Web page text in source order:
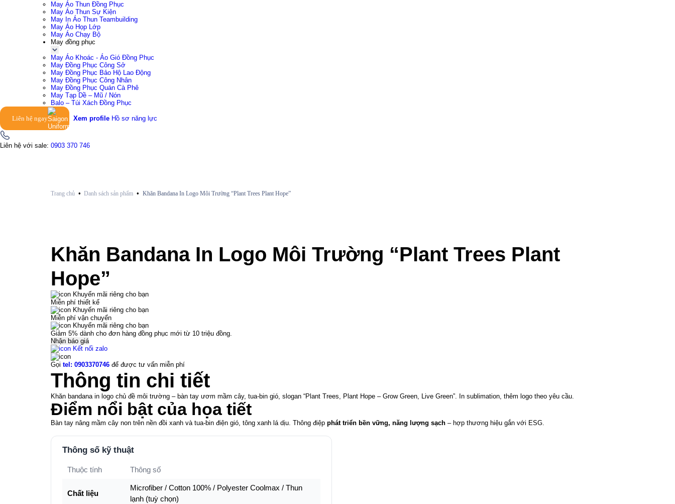
May Áo Thun Đồng Phục
May Áo Thun Sự Kiện
May In Áo Thun Teambuilding
May Áo Họp Lớp
May Áo Chạy Bộ
May đồng phục
May Áo Khoác - Áo Gió Đồng Phục
May Đồng Phục Công Sở
May Đồng Phục Bảo Hộ Lao Động
May Đồng Phục Công Nhân
May Đồng Phục Quán Cà Phê
May Tạp Dề – Mũ / Nón
Balo – Túi Xách Đồng Phục
Liên hệ ngay Xem profile Hồ sơ năng lực
Liên hệ với sale: 0903 370 746
Trang chủ • Danh sách sản phẩm • Khăn Bandana In Logo Môi Trường “Plant Trees Plant Hope”
Khăn Bandana In Logo Môi Trường “Plant Trees Plant
Hope”
Khuyến mãi riêng cho bạn
Miễn phí thiết kế
Khuyến mãi riêng cho bạn
Miễn phí vận chuyển
Khuyến mãi riêng cho bạn
Giảm 5% dành cho đơn hàng đồng phục mới từ 10 triệu đồng.
Nhận báo giá
Kết nối zalo
Gọi tel: 0903370746để được tư vấn miễn phí
Thông tin chi tiết
Khăn bandana in logo chủ đề môi trường – bàn tay ươm mầm cây, tua-bin gió, slogan “Plant Trees, Plant Hope – Grow Green, Live Green”. In sublimation, thêm logo theo yêu cầu.
Điểm nổi bật của họa tiết
Bàn tay nâng mầm cây non trên nền đồi xanh và tua-bin điện gió, tông xanh lá dịu. Thông điệp phát triển bền vững, năng lượng sạch– hợp thương hiệu gắn với ESG.
Thông số kỹ thuật
Thuộc tính Thông số
Chất liệu
Microfiber / Cotton 100% / Polyester Coolmax / Thun
lạnh (tuỳ chọn)